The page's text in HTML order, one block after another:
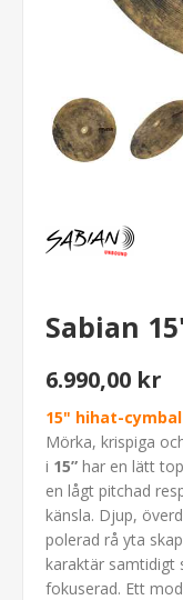
Sabian
6.990,00 kr
15" hihat-
Mörka, krispiga
i 15” har en lätt
en lågt pitchad
känsla. Djup,
polerad rå yta
karaktär samtidigt
fokuserad. Ett